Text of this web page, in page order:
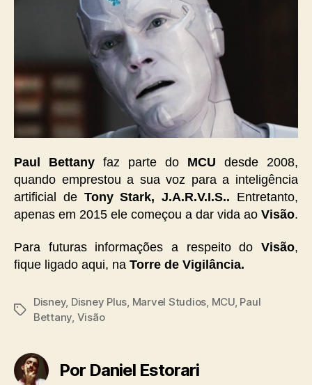
Paul Bettany faz parte do MCU desde 2008,
quando emprestou a sua voz para a inteligência
artificial de Tony Stark, J.A.R.V.I.S.. Entretanto,
apenas em 2015 ele começou a dar vida ao Visão.
Para futuras informações a respeito do Visão,
fique ligado aqui, na Torre de Vigilância.
Tags
Disney, Disney Plus, Marvel Studios, MCU, Paul
Bettany, Visão
Por Daniel Estorari